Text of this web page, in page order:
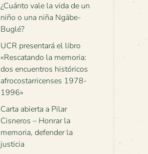
¿Cuánto vale la vida de un
niño o una niña Ngäbe-
Buglé?
UCR presentará el libro
«Rescatando la memoria:
dos encuentros históricos
afrocostarricenses 1978-
1996»
Carta abierta a Pilar
Cisneros – Honrar la
memoria, defender la
justicia